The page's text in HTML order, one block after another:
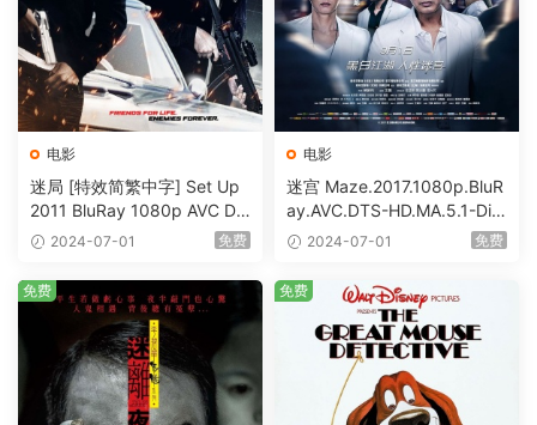
电影
迷局 [特效简繁中字] Set Up
2011 BluRay 1080p AVC DT
S-HD MA5.1-shhaclm@CHD
2024-07-01 免费
电影
迷宫 Maze.2017.1080p.BluR
ay.AVC.DTS-HD.MA.5.1-DiY
@HDHome [BDISO 19.7GB]
2024-07-01 免费
免费 免费